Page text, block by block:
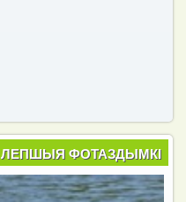
ЛЕПШЫЯ ФОТАЗДЫМКІ